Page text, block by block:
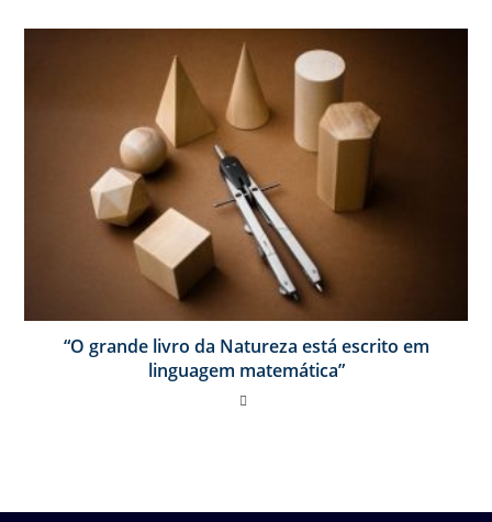
“O grande livro da Natureza está escrito em
linguagem matemática”